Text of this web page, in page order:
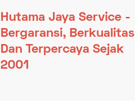
Hutama Jaya Service -
Bergaransi, Berkualitas
Dan Terpercaya Sejak
2001